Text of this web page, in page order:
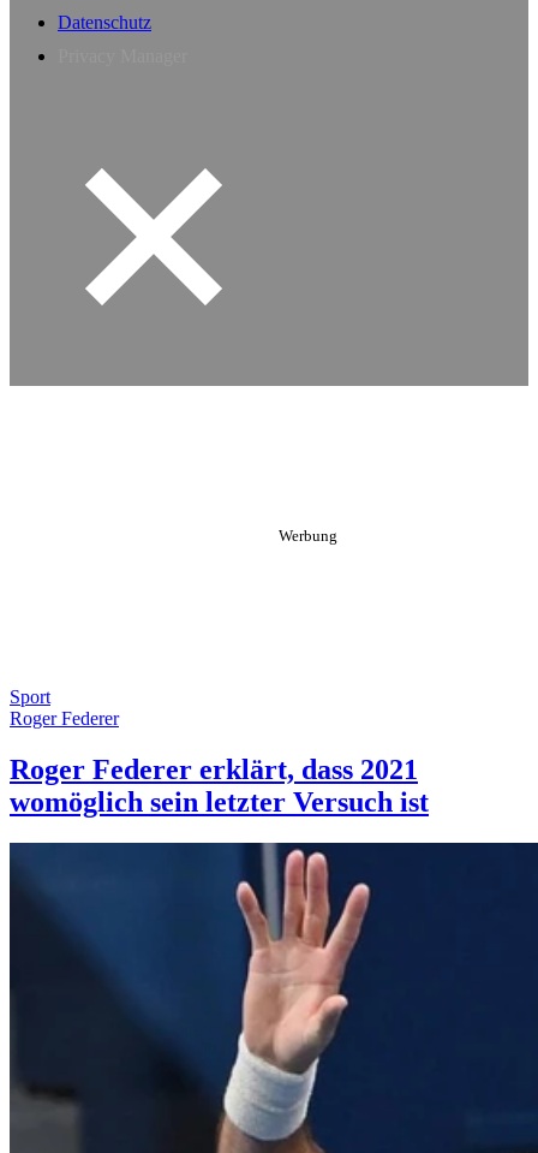
Datenschutz
Sport
Roger Federer
Roger Federer erklärt, dass 2021
womöglich sein letzter Versuch ist